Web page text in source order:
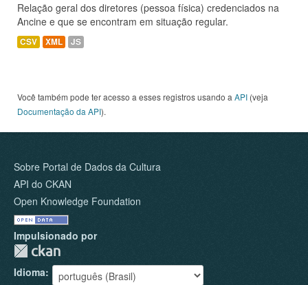
Relação geral dos diretores (pessoa física) credenciados na
Ancine e que se encontram em situação regular.
CSV XML JS
Você também pode ter acesso a esses registros usando a API (veja
Documentação da API).
Sobre Portal de Dados da Cultura
API do CKAN
Open Knowledge Foundation
Impulsionado por
Idioma